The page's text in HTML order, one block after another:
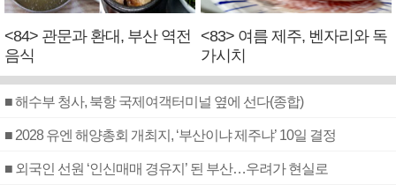
<84> 관문과 환대, 부산 역전
음식
<83> 여름 제주, 벤자리와 독
가시치
■ 해수부 청사, 북항 국제여객터미널 옆에 선다(종합)
■ 2028 유엔 해양총회 개최지, ‘부산이냐 제주냐’ 10일 결정
■ 외국인 선원 ‘인신매매 경유지’ 된 부산…우려가 현실로